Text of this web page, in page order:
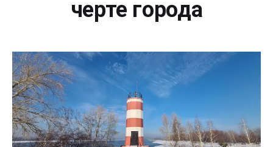
черте города